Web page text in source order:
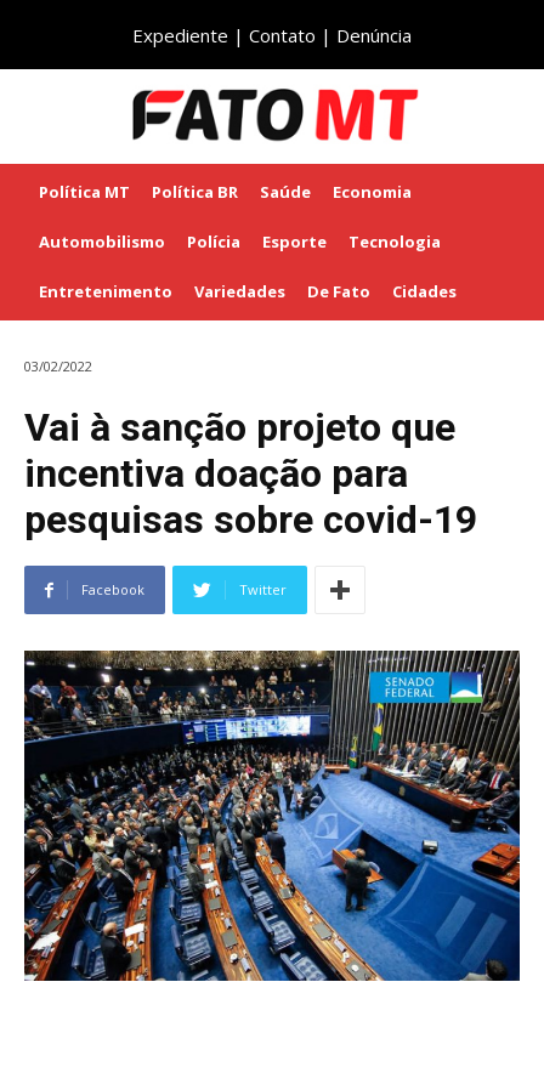
Expediente | Contato | Denúncia
Política MT Política BR Saúde Economia
Automobilismo Polícia Esporte Tecnologia
Entretenimento Variedades De Fato Cidades
03/02/2022
Vai à sanção projeto que
incentiva doação para
pesquisas sobre covid-19
Facebook Twitter